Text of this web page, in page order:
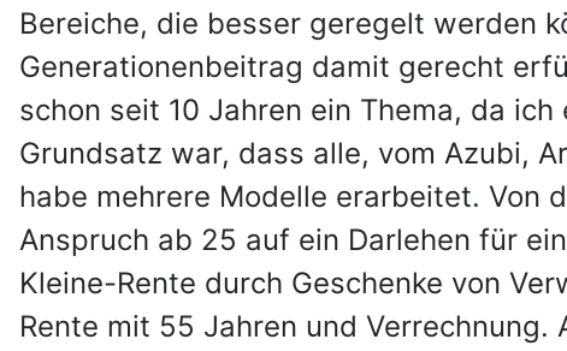
Bereiche, die besser geregelt werden
Generationenbeitrag damit gerecht
schon seit 10 Jahren ein Thema, da
Grundsatz war, dass alle, vom Azubi,
habe mehrere Modelle erarbeitet. Von
Anspruch ab 25 auf ein Darlehen für
Kleine-Rente durch Geschenke von
Rente mit 55 Jahren und